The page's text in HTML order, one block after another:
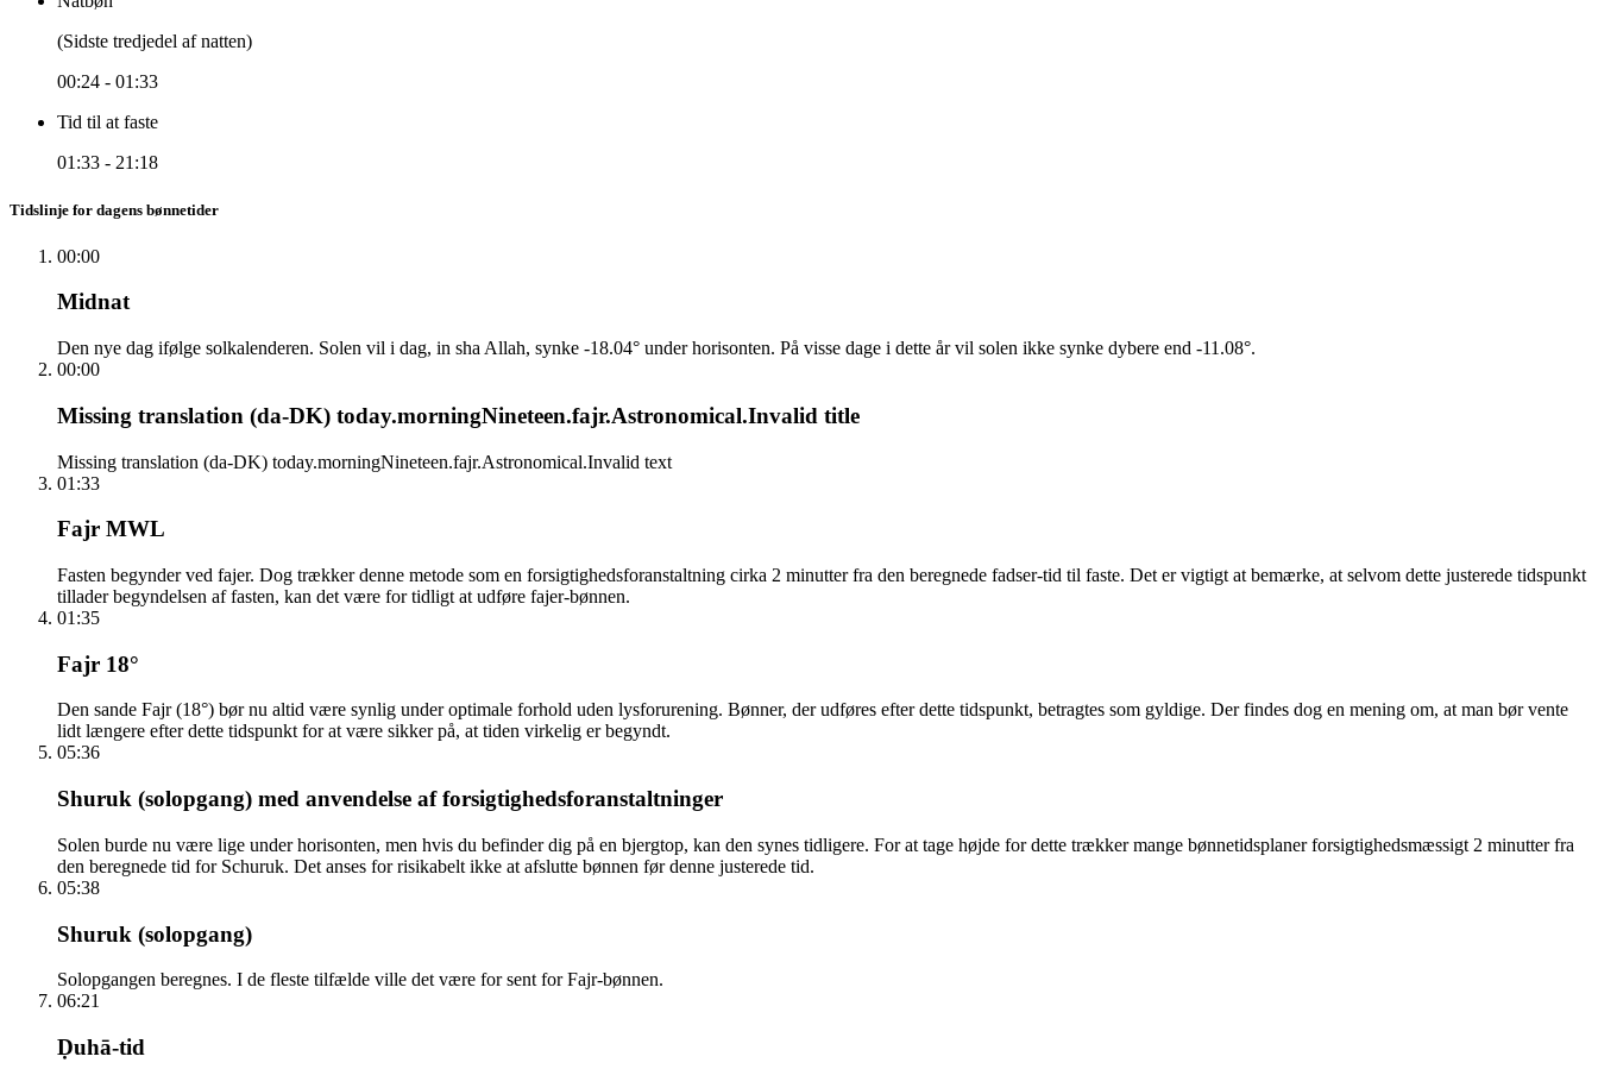
(Sidste tredjedel af natten)
00:24 - 01:33
Tid til at faste
01:33 - 21:18
Tidslinje for dagens bønnetider
00:00
Midnat
Den nye dag ifølge solkalenderen. Solen vil i dag, in sha Allah, synke -18.04° under horisonten. På visse dage i dette år vil solen ikke synke dybere end -11.08°.
00:00
Missing translation (da-DK) today.morningNineteen.fajr.Astronomical.Invalid title
Missing translation (da-DK) today.morningNineteen.fajr.Astronomical.Invalid text
01:33
Fajr MWL
Fasten begynder ved fajer. Dog trækker denne metode som en forsigtighedsforanstaltning cirka 2 minutter fra den beregnede fadser-tid til faste. Det er vigtigt at bemærke, at selvom dette justerede tidspunkt
tillader begyndelsen af fasten, kan det være for tidligt at udføre fajer-bønnen.
01:35
Fajr 18°
Den sande Fajr (18°) bør nu altid være synlig under optimale forhold uden lysforurening. Bønner, der udføres efter dette tidspunkt, betragtes som gyldige. Der findes dog en mening om, at man bør vente
lidt længere efter dette tidspunkt for at være sikker på, at tiden virkelig er begyndt.
05:36
Shuruk (solopgang) med anvendelse af forsigtighedsforanstaltninger
Solen burde nu være lige under horisonten, men hvis du befinder dig på en bjergtop, kan den synes tidligere. For at tage højde for dette trækker mange bønnetidsplaner forsigtighedsmæssigt 2 minutter fra
den beregnede tid for Schuruk. Det anses for risikabelt ikke at afslutte bønnen før denne justerede tid.
05:38
Shuruk (solopgang)
Solopgangen beregnes. I de fleste tilfælde ville det være for sent for Fajr-bønnen.
06:21
Ḍuhā-tid